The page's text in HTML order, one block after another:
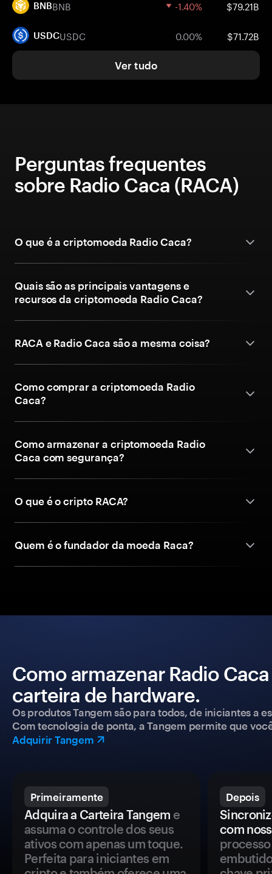
BNBBNB -1.40% $79.21B
USDCUSDC 0.00% $71.72B
Ver tudo
Perguntas frequentes
sobre Radio Caca (RACA)
O que é a criptomoeda Radio Caca?
Quais são as principais vantagens e
recursos da criptomoeda Radio Caca?
RACA e Radio Caca são a mesma coisa?
Como comprar a criptomoeda Radio
Caca?
Como armazenar a criptomoeda Radio
Caca com segurança?
O que é o cripto RACA?
Quem é o fundador da moeda Raca?
Como armazenar Radio
carteira de hardware.
Os produtos Tangem são para todos, de iniciantes a
Com tecnologia de ponta, a Tangem permite que
Adquirir Tangem
Primeiramente
Adquira a Carteira Tangem e
assuma o controle dos seus
ativos com apenas um toque.
Perfeita para iniciantes em
Depois
com